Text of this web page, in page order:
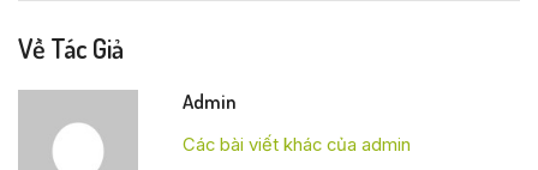
Về Tác Giả
Admin
Các bài viết khác của admin